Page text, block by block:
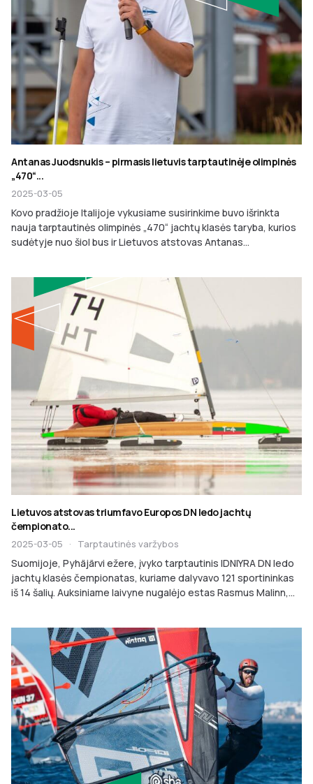
Antanas Juodsnukis – pirmasis lietuvis tarptautinėje olimpinės
„470“...
2025-03-05
Kovo pradžioje Italijoje vykusiame susirinkime buvo išrinkta
nauja tarptautinės olimpinės „470“ jachtų klasės taryba, kurios
sudėtyje nuo šiol bus ir Lietuvos atstovas Antanas...
Lietuvos atstovas triumfavo Europos DN ledo jachtų
čempionato...
2025-03-05 · Tarptautinės varžybos
Suomijoje, Pyhäjärvi ežere, įvyko tarptautinis IDNIYRA DN ledo
jachtų klasės čempionatas, kuriame dalyvavo 121 sportininkas
iš 14 šalių. Auksiniame laivyne nugalėjo estas Rasmus Malinn,...